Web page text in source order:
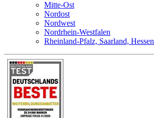
Mitte-Ost
Nordost
Nordwest
Nordrhein-Westfalen
Rheinland-Pfalz, Saarland, Hessen